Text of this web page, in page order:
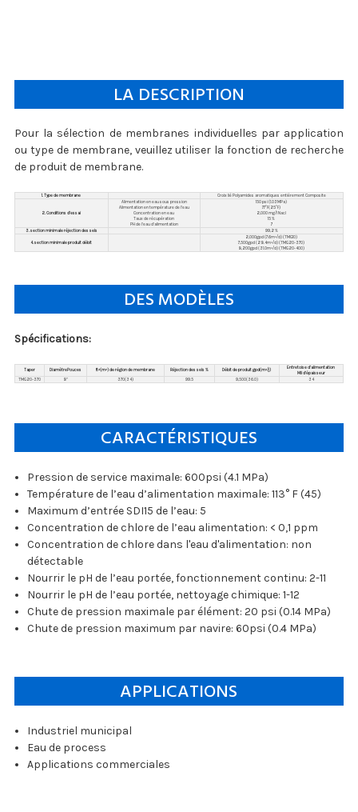
LA DESCRIPTION
Pour la sélection de membranes individuelles par application
ou type de membrane, veuillez utiliser la fonction de recherche
de produit de membrane.
1. Type de membrane Croix lié Polyamides aromatiques entièrement Composite
2. Conditions d’essai
Alimentation en eau sous pression
Alimentation en température de l'eau
Concentration en eau
Taux de récupération
PH de l'eau d'alimentation
150 psi (1.03MPa)
77°F(25°F)
2,000 mg/l Nacl
15 %
7
3. section minimale réjection des sels
99,2 %
4. section minimale produit débit
2,000gpd (7.6m³/d) (TMG10)
7,500gpd (28.4m³/d) (TMG20-370)
8,200gpd (31.0m³/d) (TMG20-400)
DES MODÈLES
Spécifications:
Taper DiamètrePouces ft²(m²) de région de membrane Réjection des sels % Débit de produit gpd(m³/j)
Entretoise d’alimentation
Mil d’épaisseur
TMG20-370
8" 370(34) 99.5 9,500(36.0) 34
CARACTÉRISTIQUES
Pression de service maximale: 600psi (4.1 MPa)
Température de l’eau d’alimentation maximale: 113° F (45)
Maximum d’entrée SDI15 de l’eau: 5
Concentration de chlore de l’eau alimentation: < 0,1 ppm
Concentration de chlore dans l'eau d'alimentation: non
détectable
Nourrir le pH de l’eau portée, fonctionnement continu: 2-11
Nourrir le pH de l’eau portée, nettoyage chimique: 1-12
Chute de pression maximale par élément: 20 psi (0.14 MPa)
Chute de pression maximum par navire: 60psi (0.4 MPa)
APPLICATIONS
Industriel municipal
Eau de process
Applications commerciales